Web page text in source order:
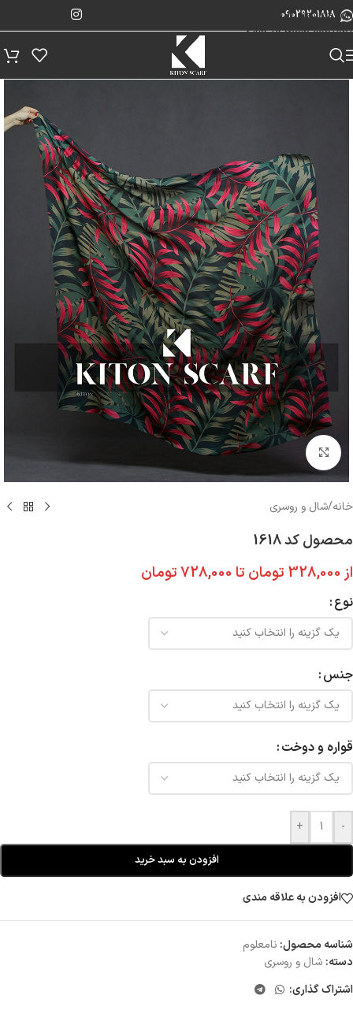
Skip to navigation
Skip to main content
09029201818
بزرگنمایی تصویر
خانه/شال و روسری
محصول کد 1618
از 328,000 تومان تا 728,000تومان
نوع
جنس
قواره و دوخت
-
+
افزودن به سبد خرید
افزودن به علاقه مندی
شناسه محصول: نامعلوم
دسته: شال و روسری
اشتراک گذاری: